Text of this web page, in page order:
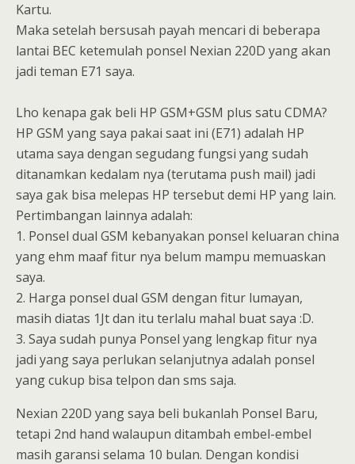
Kartu.
Maka setelah bersusah payah mencari di beberapa
lantai BEC ketemulah ponsel Nexian 220D yang akan
jadi teman E71 saya.
Lho kenapa gak beli HP GSM+GSM plus satu CDMA?
HP GSM yang saya pakai saat ini (E71) adalah HP
utama saya dengan segudang fungsi yang sudah
ditanamkan kedalam nya (terutama push mail) jadi
saya gak bisa melepas HP tersebut demi HP yang lain.
Pertimbangan lainnya adalah:
1. Ponsel dual GSM kebanyakan ponsel keluaran china
yang ehm maaf fitur nya belum mampu memuaskan
saya.
2. Harga ponsel dual GSM dengan fitur lumayan,
masih diatas 1Jt dan itu terlalu mahal buat saya :D.
3. Saya sudah punya Ponsel yang lengkap fitur nya
jadi yang saya perlukan selanjutnya adalah ponsel
yang cukup bisa telpon dan sms saja.
Nexian 220D yang saya beli bukanlah Ponsel Baru,
tetapi 2nd hand walaupun ditambah embel-embel
masih garansi selama 10 bulan. Dengan kondisi